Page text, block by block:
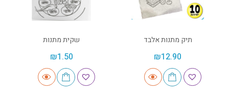
תיק מתנות אלבד
₪12.90
שקית מתנות
₪1.50